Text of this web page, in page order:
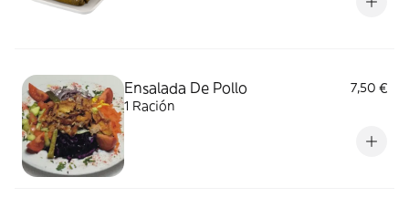
Ensalada De Pollo
7,50 €
1 Ración